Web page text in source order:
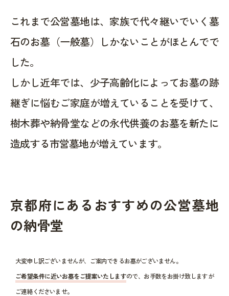
これまで公営墓地は、家族で代々継いでいく墓
石のお墓（一般墓）しかないことがほとんでで
した。
しかし近年では、少子高齢化によってお墓の跡
継ぎに悩むご家庭が増えていることを受けて、
樹木葬や納骨堂などの永代供養のお墓を新たに
造成する市営墓地が増えています。
京都府にあるおすすめの公営墓地
の納骨堂
大変申し訳ございませんが、ご案内できるお墓がございません。
ご希望条件に近いお墓をご提案いたしますので、お手数をお掛け致しますが
ご連絡くださいませ。